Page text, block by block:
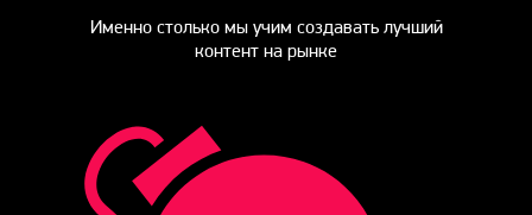
Именно столько мы учим создавать лучший
контент на рынке